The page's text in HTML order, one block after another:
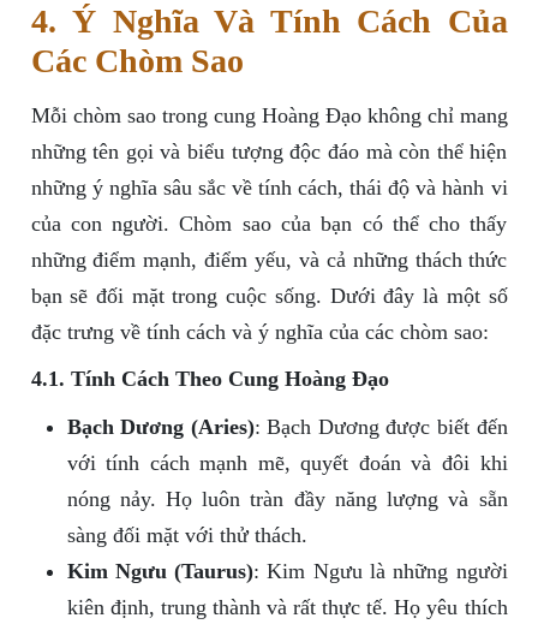
4. Ý Nghĩa Và Tính Cách Của
Các Chòm Sao
Mỗi chòm sao trong cung Hoàng Đạo không chỉ mang
những tên gọi và biểu tượng độc đáo mà còn thể hiện
những ý nghĩa sâu sắc về tính cách, thái độ và hành vi
của con người. Chòm sao của bạn có thể cho thấy
những điểm mạnh, điểm yếu, và cả những thách thức
bạn sẽ đối mặt trong cuộc sống. Dưới đây là một số
đặc trưng về tính cách và ý nghĩa của các chòm sao:
4.1. Tính Cách Theo Cung Hoàng Đạo
Bạch Dương (Aries): Bạch Dương được biết đến
với tính cách mạnh mẽ, quyết đoán và đôi khi
nóng nảy. Họ luôn tràn đầy năng lượng và sẵn
sàng đối mặt với thử thách.
Kim Ngưu (Taurus): Kim Ngưu là những người
kiên định, trung thành và rất thực tế. Họ yêu thích